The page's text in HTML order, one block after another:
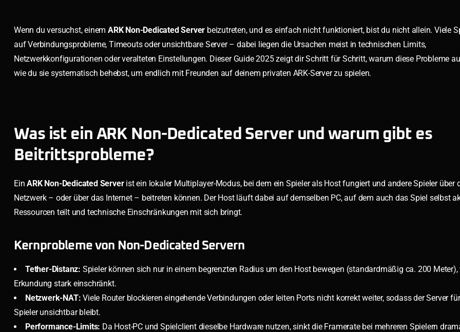
Wenn du versuchst, einem ARK Non-Dedicated Server beizutreten, und es einfach nicht funktioniert, bist du nicht allein. Viele
auf Verbindungsprobleme, Timeouts oder unsichtbare Server – dabei liegen die Ursachen meist in technischen Limits,
Netzwerkkonfigurationen oder veralteten Einstellungen. Dieser Guide 2025 zeigt dir Schritt für Schritt, warum diese Probleme
wie du sie systematisch behebst, um endlich mit Freunden auf deinem privaten ARK-Server zu spielen.
Was ist ein ARK Non-Dedicated Server und warum gibt es
Beitrittsprobleme?
EinARK Non-Dedicated Serverist ein lokaler Multiplayer-Modus, bei dem ein Spieler als Host fungiert und andere Spieler über
Netzwerk – oder über das Internet – beitreten können. Der Host läuft dabei auf demselben PC, auf dem auch das Spiel selbst
Ressourcen teilt und technische Einschränkungen mit sich bringt.
Kernprobleme von Non-Dedicated Servern
Tether-Distanz: Spieler können sich nur in einem begrenzten Radius um den Host bewegen (standardmäßig ca. 200 Meter),
Erkundung stark einschränkt.
Netzwerk-NAT: Viele Router blockieren eingehende Verbindungen oder leiten Ports nicht korrekt weiter, sodass der Server
Spieler unsichtbar bleibt.
Performance-Limits: Da Host-PC und Spielclient dieselbe Hardware nutzen, sinkt die Framerate bei mehreren Spielern